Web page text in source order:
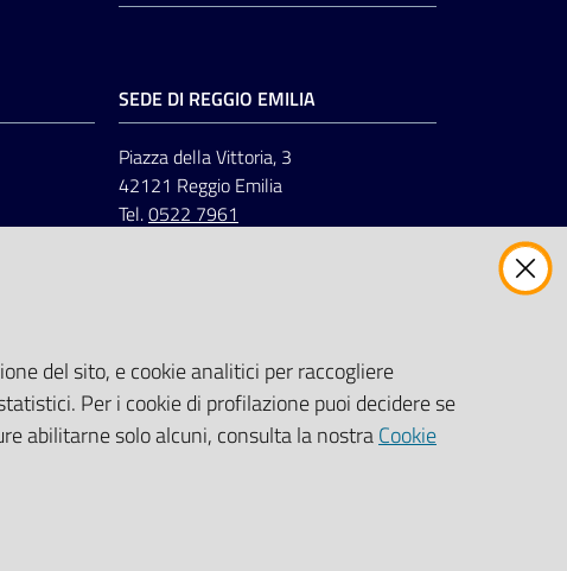
SEDE DI REGGIO EMILIA
Piazza della Vittoria, 3
42121 Reggio Emilia
Tel.0522 7961
del sito, e cookie analitici per raccogliere
Per i cookie di profilazione puoi decidere se
abilitarne solo alcuni, consulta la nostraCookie